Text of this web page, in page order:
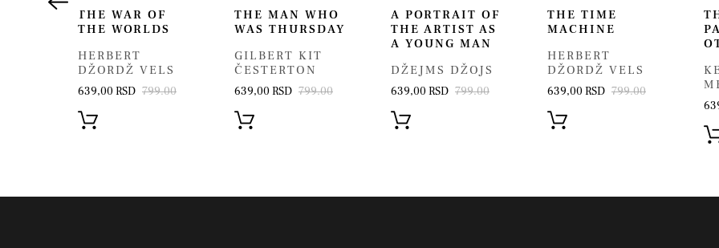
THE WAR OF
THE WORLDS
HERBERT
DŽORDŽ VELS
639,00 RSD 799.00
THE MAN WHO
WAS THURSDAY
GILBERT KIT
ČESTERTON
639,00 RSD 799.00
A PORTRAIT OF
THE ARTIST AS
A YOUNG MAN
DŽEJMS DŽOJS
639,00 RSD 799.00
THE TIME
MACHINE
HERBERT
DŽORDŽ VELS
639,00 RSD 799.00